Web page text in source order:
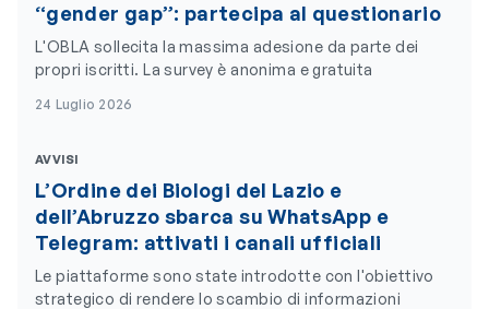
“gender gap”: partecipa al questionario
L'OBLA sollecita la massima adesione da parte dei
propri iscritti. La survey è anonima e gratuita
24 Luglio 2026
AVVISI
L’Ordine dei Biologi del Lazio e
dell’Abruzzo sbarca su WhatsApp e
Telegram: attivati i canali ufficiali
Le piattaforme sono state introdotte con l'obiettivo
strategico di rendere lo scambio di informazioni